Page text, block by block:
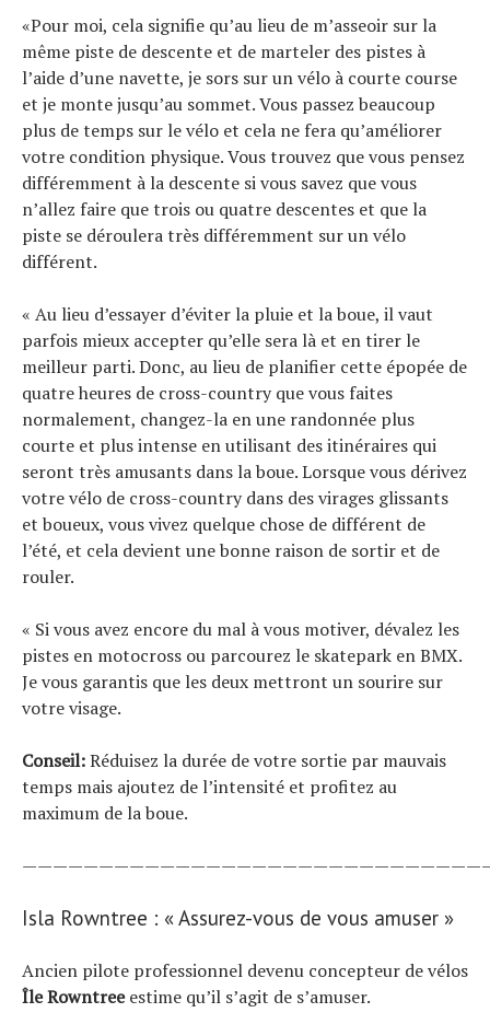
«Pour moi, cela signifie qu’au lieu de m’asseoir sur la
même piste de descente et de marteler des pistes à
l’aide d’une navette, je sors sur un vélo à courte course
et je monte jusqu’au sommet. Vous passez beaucoup
plus de temps sur le vélo et cela ne fera qu’améliorer
votre condition physique. Vous trouvez que vous pensez
différemment à la descente si vous savez que vous
n’allez faire que trois ou quatre descentes et que la
piste se déroulera très différemment sur un vélo
différent.
« Au lieu d’essayer d’éviter la pluie et la boue, il vaut
parfois mieux accepter qu’elle sera là et en tirer le
meilleur parti. Donc, au lieu de planifier cette épopée de
quatre heures de cross-country que vous faites
normalement, changez-la en une randonnée plus
courte et plus intense en utilisant des itinéraires qui
seront très amusants dans la boue. Lorsque vous dérivez
votre vélo de cross-country dans des virages glissants
et boueux, vous vivez quelque chose de différent de
l’été, et cela devient une bonne raison de sortir et de
rouler.
« Si vous avez encore du mal à vous motiver, dévalez les
pistes en motocross ou parcourez le skatepark en BMX.
Je vous garantis que les deux mettront un sourire sur
votre visage.
Conseil:Réduisez la durée de votre sortie par mauvais
temps mais ajoutez de l’intensité et profitez au
maximum de la boue.
Isla Rowntree : « Assurez-vous de vous amuser »
Ancien pilote professionnel devenu concepteur de vélos
Île Rowntreeestime qu’il s’agit de s’amuser.